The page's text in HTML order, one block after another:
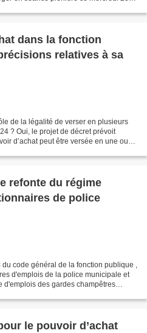
dans la fonction
relatives à sa
de la légalité de verser en plusieurs
? Oui, le projet de décret prévoit
d’achat peut être versée en une ou
refonte du régime
de police
code général de la fonction publique ,
d'emplois de la police municipale et
d'emplois des gardes champêtres
le pouvoir d’achat